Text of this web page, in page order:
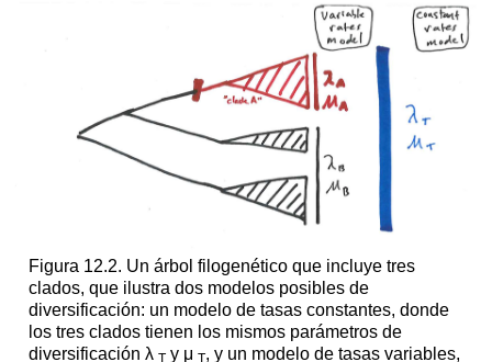
Figura 12.2. Un árbol filogenético que incluye tres
clados, que ilustra dos modelos posibles de
diversificación: un modelo de tasas constantes, donde
los tres clados tienen los mismos parámetros de
diversificación λ Ty μ T, y un modelo de tasas variables,